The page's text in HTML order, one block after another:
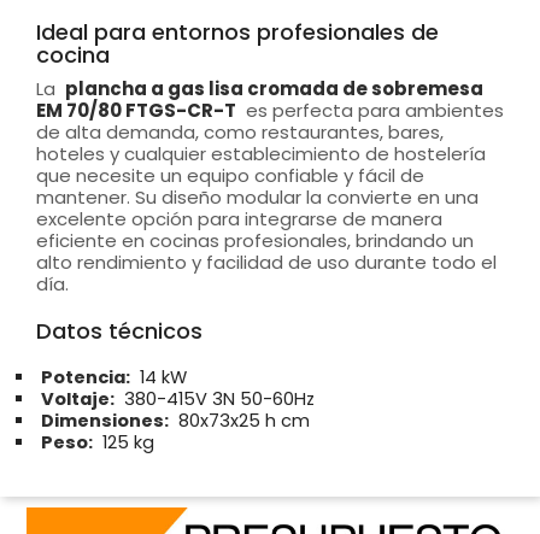
Ideal para entornos profesionales de
cocina
La plancha a gas lisa cromada de sobremesa
EM 70/80 FTGS-CR-T es perfecta para ambientes
de alta demanda, como restaurantes, bares,
hoteles y cualquier establecimiento de hostelería
que necesite un equipo confiable y fácil de
mantener. Su diseño modular la convierte en una
excelente opción para integrarse de manera
eficiente en cocinas profesionales, brindando un
alto rendimiento y facilidad de uso durante todo el
día.
Datos técnicos
Potencia: 14 kW
Voltaje: 380-415V 3N 50-60Hz
Dimensiones: 80x73x25 h cm
Peso: 125 kg